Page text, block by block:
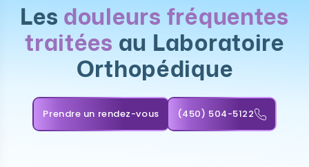
Les douleurs fréquentes
traitées au Laboratoire
Orthopédique
Prendre un rendez-vous (450) 504-5122